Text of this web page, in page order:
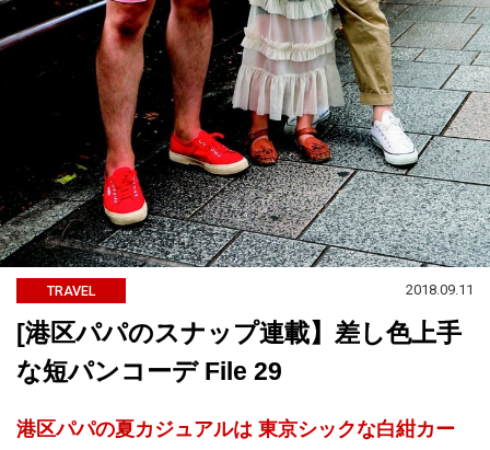
TRAVEL 2018.09.11
[港区パパのスナップ連載】差し色上手
な短パンコーデ File 29
港区パパの夏カジュアルは 東京シックな白紺カー